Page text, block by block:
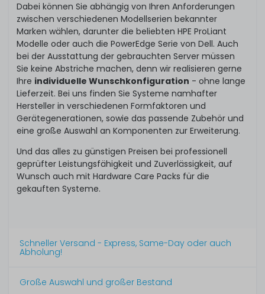
Dabei können Sie abhängig von Ihren Anforderungen
zwischen verschiedenen Modellserien bekannter
Marken wählen, darunter die beliebten HPE ProLiant
Modelle oder auch die PowerEdge Serie von Dell. Auch
bei der Ausstattung der gebrauchten Server müssen
Sie keine Abstriche machen, denn wir realisieren gerne
Ihre individuelle Wunschkonfiguration - ohne lange
Lieferzeit. Bei uns finden Sie Systeme namhafter
Hersteller in verschiedenen Formfaktoren und
Gerätegenerationen, sowie das passende Zubehör und
eine große Auswahl an Komponenten zur Erweiterung.
Und das alles zu günstigen Preisen bei professionell
geprüfter Leistungsfähigkeit und Zuverlässigkeit, auf
Wunsch auch mit Hardware Care Packs für die
gekauften Systeme.
Schneller Versand - Express, Same-Day oder auch
Abholung!
Große Auswahl und großer Bestand